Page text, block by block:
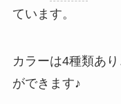
ています。
カラーは4種類あ
ができます♪